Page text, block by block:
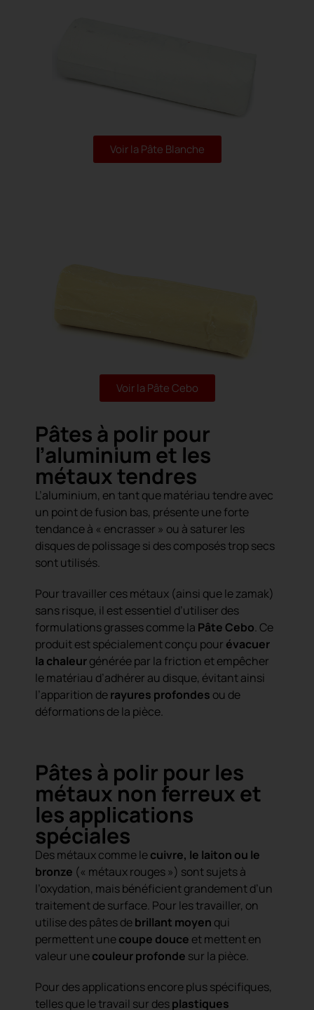
Voir la Pâte Blanche
Voir la Pâte Cebo
Pâtes à polir pour
l’aluminium et les
métaux tendres
L’aluminium, en tant que matériau tendre avec
un point de fusion bas, présente une forte
tendance à « encrasser » ou à saturer les
disques de polissage si des composés trop secs
sont utilisés.
Pour travailler ces métaux (ainsi que le zamak)
sans risque, il est essentiel d’utiliser des
formulations grasses comme la Pâte Cebo. Ce
produit est spécialement conçu pour évacuer
la chaleurgénérée par la friction et empêcher
le matériau d’adhérer au disque, évitant ainsi
l’apparition derayures profondes ou de
déformations de la pièce.
Pâtes à polir pour les
métaux non ferreux et
les applications
spéciales
Des métaux comme lecuivre, le laiton ou le
bronze (« métaux rouges ») sont sujets à
l’oxydation, mais bénéficient grandement d’un
traitement de surface. Pour les travailler, on
utilise des pâtes debrillant moyen qui
permettent unecoupe douce et mettent en
valeur unecouleur profonde sur la pièce.
Pour des applications encore plus spécifiques,
telles que le travail sur desplastiques